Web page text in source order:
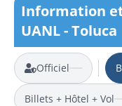
Information
UANL - Toluca
Officiel
Billets + Hôtel + Vol